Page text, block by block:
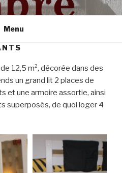
Menu
12,5 m², décorée dans des
un grand lit 2 places de
et une armoire assortie, ainsi
superposés, de quoi loger 4